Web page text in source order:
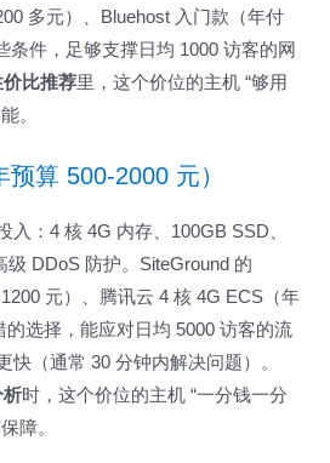
多元）、Bluehost 入门款（年付
条件，足够支撑日均 1000 访客的网
比推荐里，这个价位的主机 “够用
。
算 500-2000 元）
入：4 核 4G 内存、100GB SSD、
DDoS 防护。SiteGround 的
元）、腾讯云 4 核 4G ECS（年
的选择，能应对日均 5000 访客的流
快（通常 30 分钟内解决问题）。
析时，这个价位的主机 “一分钱一分
障。